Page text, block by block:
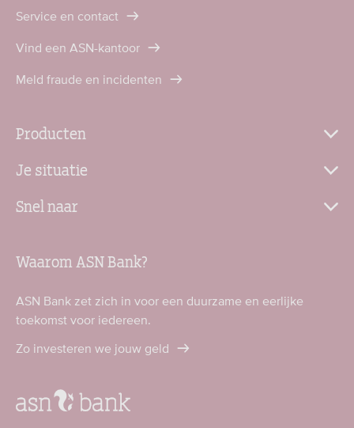
Service en contact
Vind een ASN-kantoor
Meld fraude en incidenten
Producten
Je situatie
Snel naar
Waarom ASN Bank?
ASN Bank zet zich in voor een duurzame en eerlijke
toekomst voor iedereen.
Zo investeren we jouw geld